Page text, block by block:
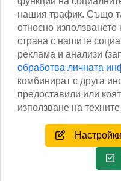
Изчисли доставката със Спиди
Facebook
нашия трафик. Също
относно
страна с нашите
реклама и анализи
обработва личната
комбинират с друга
предоставили или
използване на техните
Настройки
Copyright © 2013 - 2026